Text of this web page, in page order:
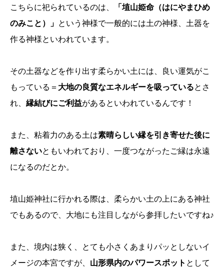
こちらに祀られているのは、
「埴山姫命（はにやまひめ
のみこと）」 という神様で一般的には土の神様、土器を
作る神様といわれています。
その土器などを作り出す柔らかい土には、良い運気がこ
もっている＝ 大地の良質なエネルギーを吸っているとさ
れ、 縁結びにご利益があるといわれているんです！
また、粘着力のある土は素晴らしい縁を引き寄せた後に
離さないともいわれており、一度つながったご縁は永遠
になるのだとか。
埴山姫神社に行かれる際は、柔らかい土の上にある神社
でもあるので、大地にも注目しながら参拝したいですね♪
また、境内は狭く、とても小さくあまりパッとしないイ
メージの本宮ですが、 山形県内のパワースポット として